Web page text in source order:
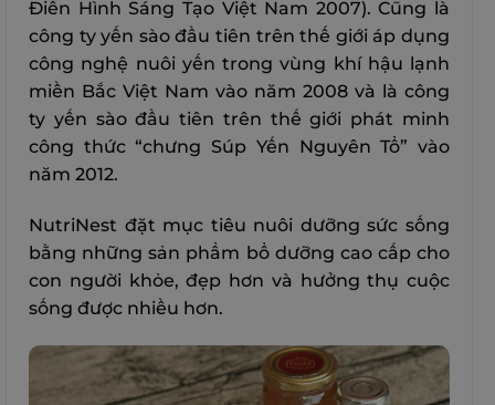
Điển Hình Sáng Tạo Việt Nam 2007). Cũng là
công ty yến sào đầu tiên trên thế giới áp dụng
công nghệ nuôi yến trong vùng khí hậu lạnh
miền Bắc Việt Nam vào năm 2008 và là công
ty yến sào đầu tiên trên thế giới phát minh
công thức “chưng Súp Yến Nguyên Tổ” vào
năm 2012.
NutriNest đặt mục tiêu nuôi dưỡng sức sống
bằng những sản phẩm bổ dưỡng cao cấp cho
con người khỏe, đẹp hơn và hưởng thụ cuộc
sống được nhiều hơn.